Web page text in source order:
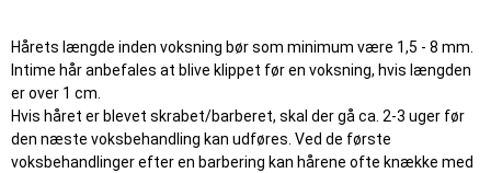
Hårets længde inden voksning bør som minimum være 1,5 - 8 mm.
Intime hår anbefales at blive klippet før en voksning, hvis længden
er over 1 cm.
Hvis håret er blevet skrabet/barberet, skal der gå ca. 2-3 uger før
den næste voksbehandling kan udføres. Ved de første
voksbehandlinger efter en barbering kan hårene ofte knække med